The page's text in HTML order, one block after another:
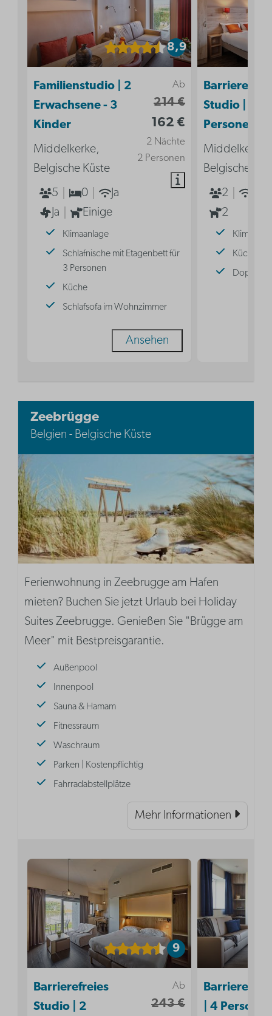
8,9
Ab
214 €
162 €
2 Nächte
2 Personen
Familienstudio | 2
Erwachsene - 3
Kinder
Middelkerke,
Belgische Küste
5
0
Ja
Ja
Einige
Klimaanlage
Schlafnische mit Etagenbett für
3 Personen
Küche
Schlafsofa im Wohnzimmer
Ansehen
Studio | 2
Personen
Middelkerke,
Belgische
2
2
Küche
Zeebrügge
Belgien - Belgische Küste
Ferienwohnung in Zeebrugge am Hafen
mieten? Buchen Sie jetzt Urlaub bei Holiday
Suites Zeebrugge. Genießen Sie "Brügge am
Meer" mit Bestpreisgarantie.
Außenpool
Innenpool
Sauna & Hamam
Fitnessraum
Waschraum
Parken | Kostenpflichtig
Fahrradabstellplätze
Mehr Informationen
9
Ab
243 €
Barrierefreies
Studio | 2
| 4